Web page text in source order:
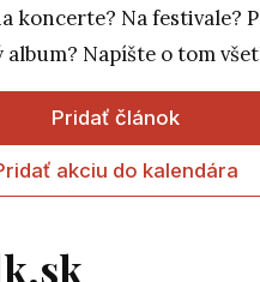
koncerte? Na festivale?
album? Napíšte o tom
Pridať článok
akciu do kalendára